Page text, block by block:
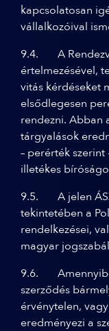
kapcsolatosan
vállalkozóival
9.4. A
értelmezésével,
vitás kérdéseket
elsődlegesen
rendezni. Abban
tárgyalások
– perérték
illetékes
9.5. A jelen
tekintetében a
rendelkezései,
magyar
9.6.
szerződés
érvénytelen,
eredményezi a